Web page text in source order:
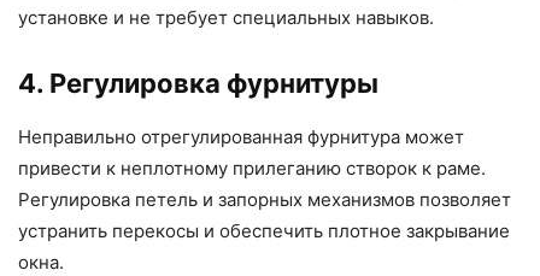
установке и не требует специальных навыков.
4. Регулировка фурнитуры
Неправильно отрегулированная фурнитура может
привести к неплотному прилеганию створок к раме.
Регулировка петель и запорных механизмов позволяет
устранить перекосы и обеспечить плотное закрывание
окна.